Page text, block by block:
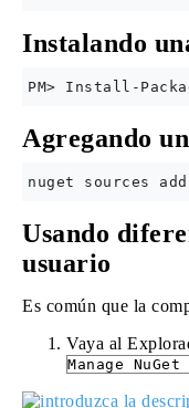
Instalando
Agregando
Usando
usuario
Es común que la
Vaya al
Manage